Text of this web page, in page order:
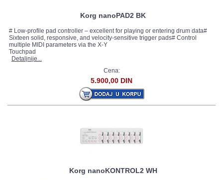
Korg nanoPAD2 BK
# Low-profile pad controller – excellent for playing or entering drum data#
Sixteen solid, responsive, and velocity-sensitive trigger pads# Control
multiple MIDI parameters via the X-Y
Detaljnije...
Cena:
5.900,00 DIN
Korg nanoKONTROL2 WH